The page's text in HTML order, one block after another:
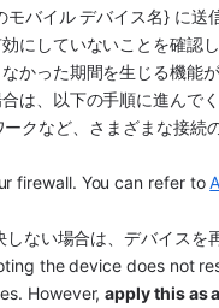
バイル デバイス名} に送
にしていないことを確認
かった期間を生じる機能が
は、以下の手順に進んでく
クなど、さまざまな接続
firewall. You can refer to
ない場合は、デバイスを
the device does not
However, apply this as